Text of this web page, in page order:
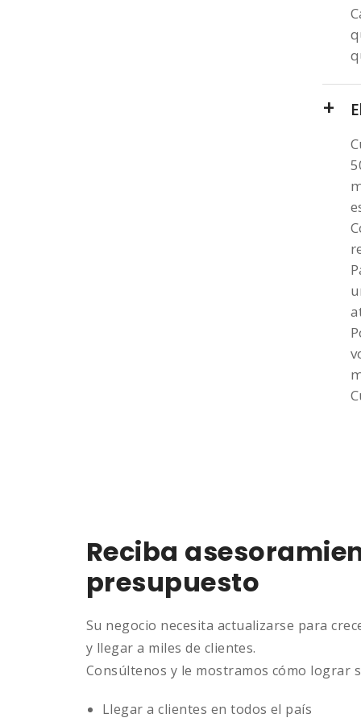
Reciba
presupuesto
Su negocio necesita actualizarse para
y llegar a miles de clientes.
Consúltenos y le mostramos cómo lograr
Llegar a clientes en todos el país